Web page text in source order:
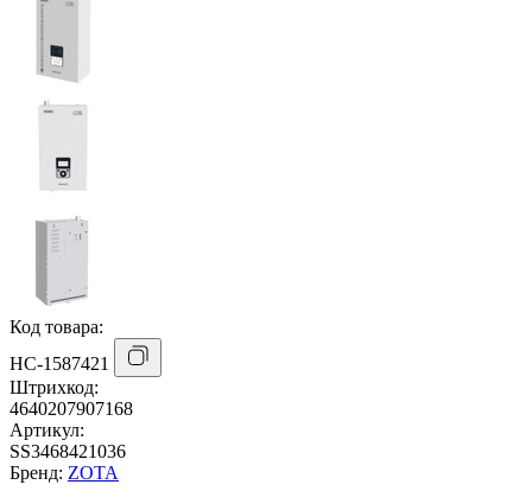
Код товара:
НС-1587421
Штрихкод:
4640207907168
Артикул:
SS3468421036
Бренд: ZOTA